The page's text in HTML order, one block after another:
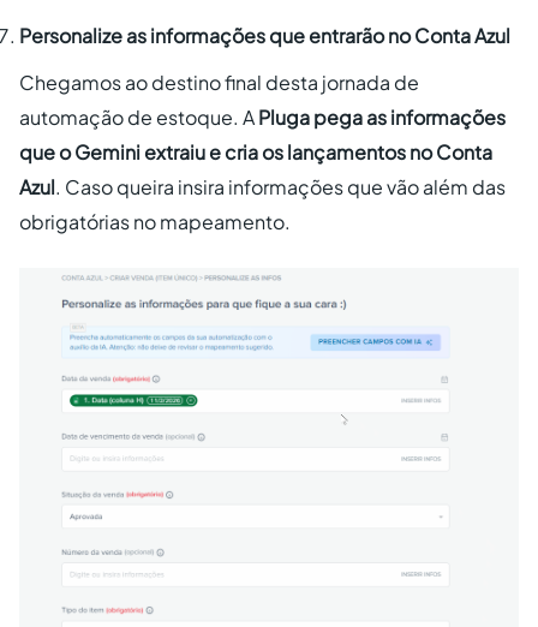
Personalize as informações que entrarão no Conta Azul
Chegamos ao destino final desta jornada de
automação de estoque. APluga pega as informações
que o Gemini extraiu e cria os lançamentos no Conta
Azul. Caso queira insira informações que vão além das
obrigatórias no mapeamento.